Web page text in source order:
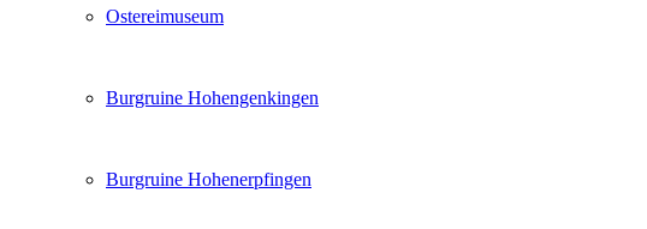
Ostereimuseum
Burgruine Hohengenkingen
Burgruine Hohenerpfingen